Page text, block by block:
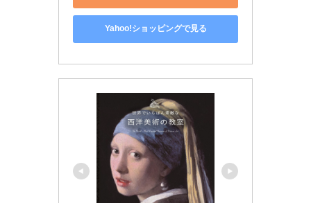
Yahoo!ショッピングで見る